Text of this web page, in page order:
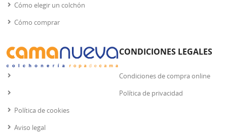
Cómo elegir un colchón
Cómo comprar
CONDICIONES LEGALES
Condiciones de compra online
Política de privacidad
Política de cookies
Aviso legal